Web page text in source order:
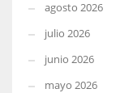
agosto 2026
julio 2026
junio 2026
mayo 2026